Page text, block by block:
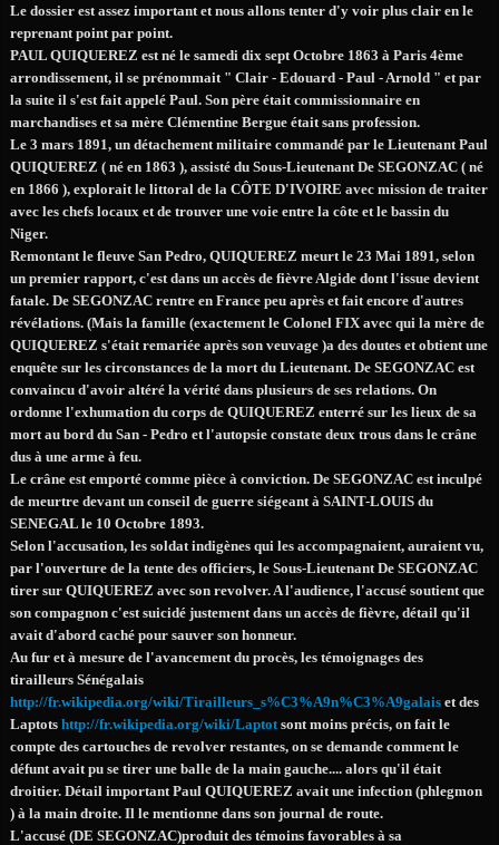
Le dossier est assez important et nous allons tenter d'y voir plus clair en le
reprenant point par point.
PAUL QUIQUEREZ est né le samedi dix sept Octobre 1863 à Paris 4ème
arrondissement, il se prénommait " Clair - Edouard - Paul - Arnold " et par
la suite il s'est fait appelé Paul. Son père était commissionnaire en
marchandises et sa mère Clémentine Bergue était sans profession.
Le 3 mars 1891, un détachement militaire commandé par le Lieutenant Paul
QUIQUEREZ ( né en 1863 ), assisté du Sous-Lieutenant De SEGONZAC ( né
en 1866 ), explorait le littoral de la CÔTE D'IVOIRE avec mission de traiter
avec les chefs locaux et de trouver une voie entre la côte et le bassin du
Niger.
Remontant le fleuve San Pedro, QUIQUEREZ meurt le 23 Mai 1891, selon
un premier rapport, c'est dans un accès de fièvre Algide dont l'issue devient
fatale. De SEGONZAC rentre en France peu après et fait encore d'autres
révélations. (Mais la famille (exactement le Colonel FIX avec qui la mère de
QUIQUEREZ s'était remariée après son veuvage )a des doutes et obtient une
enquête sur les circonstances de la mort du Lieutenant. De SEGONZAC est
convaincu d'avoir altéré la vérité dans plusieurs de ses relations. On
ordonne l'exhumation du corps de QUIQUEREZ enterré sur les lieux de sa
mort au bord du San - Pedro et l'autopsie constate deux trous dans le crâne
dus à une arme à feu.
Le crâne est emporté comme pièce à conviction. De SEGONZAC est inculpé
de meurtre devant un conseil de guerre siégeant à SAINT-LOUIS du
SENEGAL le 10 Octobre 1893.
Selon l'accusation, les soldat indigènes qui les accompagnaient, auraient vu,
par l'ouverture de la tente des officiers, le Sous-Lieutenant De SEGONZAC
tirer sur QUIQUEREZ avec son revolver. A l'audience, l'accusé soutient que
son compagnon c'est suicidé justement dans un accès de fièvre, détail qu'il
avait d'abord caché pour sauver son honneur.
Au fur et à mesure de l'avancement du procès, les témoignages des
tirailleurs Sénégalais
http://fr.wikipedia.org/wiki/Tirailleurs_s%C3%A9n%C3%A9galais et des
Laptots http://fr.wikipedia.org/wiki/Laptot sont moins précis, on fait le
compte des cartouches de revolver restantes, on se demande comment le
défunt avait pu se tirer une balle de la main gauche.... alors qu'il était
droitier. Détail important Paul QUIQUEREZ avait une infection (phlegmon
) à la main droite. Il le mentionne dans son journal de route.
L'accusé (DE SEGONZAC)produit des témoins favorables à sa